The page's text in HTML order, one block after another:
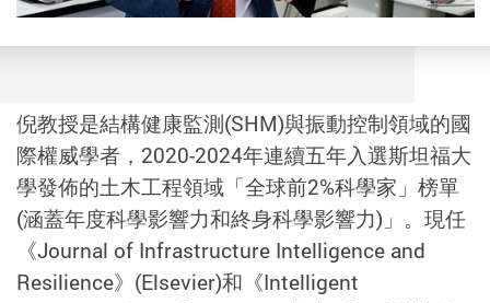
倪教授是結構健康監測(SHM)與振動控制領域的國
際權威學者，2020-2024年連續五年入選斯坦福大
學發佈的土木工程領域「全球前2%科學家」榜單
(涵蓋年度科學影響力和終身科學影響力)」。現任
《Journal of Infrastructure Intelligence and
Resilience》(Elsevier)和《Intelligent